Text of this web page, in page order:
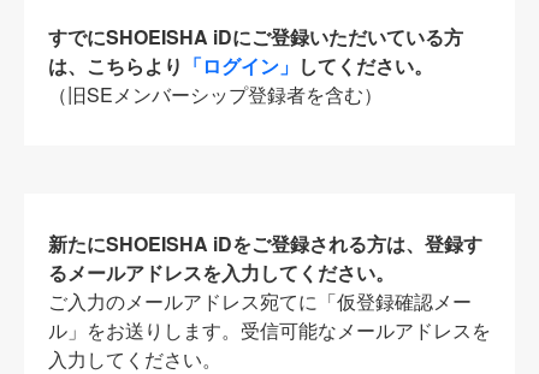
すでにSHOEISHA iDにご登録いただいている方
は、こちらより 「ログイン」 してください。
（旧SEメンバーシップ登録者を含む）
新たにSHOEISHA iDをご登録される方は、登録す
るメールアドレスを入力してください。
ご入力のメールアドレス宛てに「仮登録確認メー
ル」をお送りします。受信可能なメールアドレスを
入力してください。